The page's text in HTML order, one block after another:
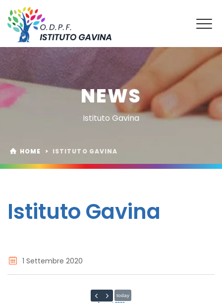
NEWS
Istituto Gavina
HOME > ISTITUTO GAVINA
Istituto Gavina
1 Settembre 2020
today